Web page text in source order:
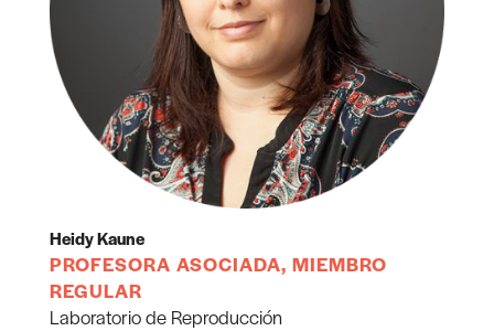
Heidy Kaune
PROFESORA ASOCIADA, MIEMBRO
REGULAR
Laboratorio de Reproducción